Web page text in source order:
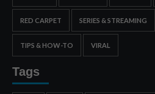
RED CARPET SERIES & STREAMING
TIPS & HOW-TO VIRAL
Tags